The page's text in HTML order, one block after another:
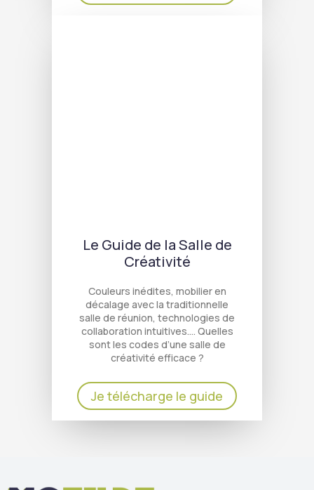
Le Guide de la Salle de
Créativité
Couleurs inédites, mobilier en
décalage avec la traditionnelle
salle de réunion, technologies de
collaboration intuitives…. Quelles
sont les codes d’une salle de
créativité efficace ?
Je télécharge le guide